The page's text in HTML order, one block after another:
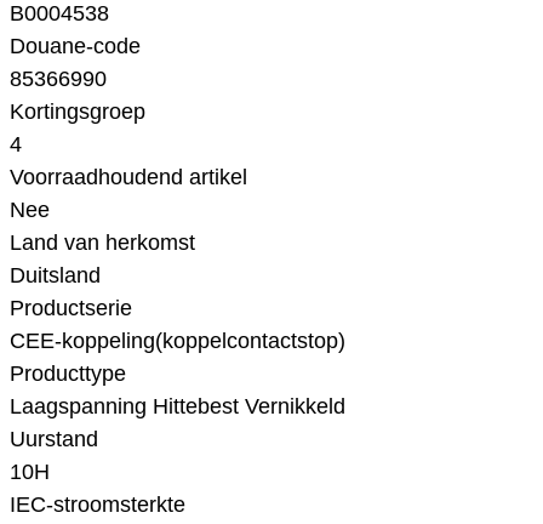
B0004538
Douane-code
85366990
Kortingsgroep
4
Voorraadhoudend artikel
Nee
Land van herkomst
Duitsland
Productserie
CEE-koppeling(koppelcontactstop)
Producttype
Laagspanning Hittebest Vernikkeld
Uurstand
10H
IEC-stroomsterkte